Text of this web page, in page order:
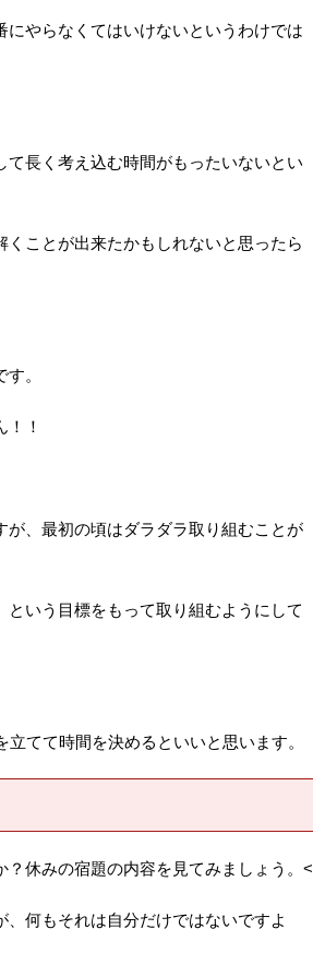
やらなくてはいけないというわけでは
長く考え込む時間がもったいないとい
ことが出来たかもしれないと思ったら
。
！
、最初の頃はダラダラ取り組むことが
いう目標をもって取り組むようにして
てて時間を決めるといいと思います。
休みの宿題の内容を見てみましょう。<
何もそれは自分だけではないですよ